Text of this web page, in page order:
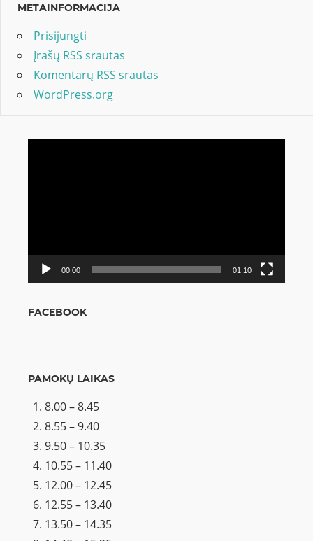
METAINFORMACIJA
Prisijungti
Įrašų RSS srautas
Komentarų RSS srautas
WordPress.org
00:00 01:10
FACEBOOK
PAMOKŲ LAIKAS
8.00 – 8.45
8.55 – 9.40
9.50 – 10.35
10.55 – 11.40
12.00 – 12.45
12.55 – 13.40
13.50 – 14.35